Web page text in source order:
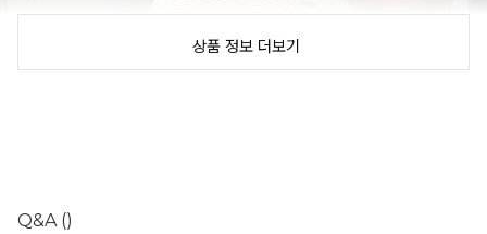
상품 정보 더보기
Q&A ()